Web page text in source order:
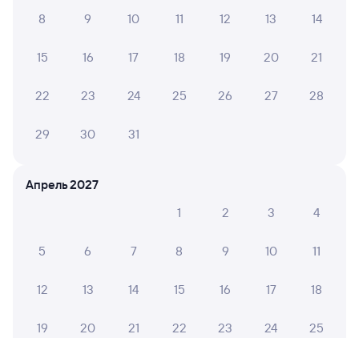
8 9 10 11 12 13 14
15 16 17 18 19 20 21
22 23 24 25 26 27 28
29 30 31
Апрель 2027
1
2 3 4
5 6 7 8 9 10 11
12 13 14 15 16 17 18
19 20 21 22 23 24 25